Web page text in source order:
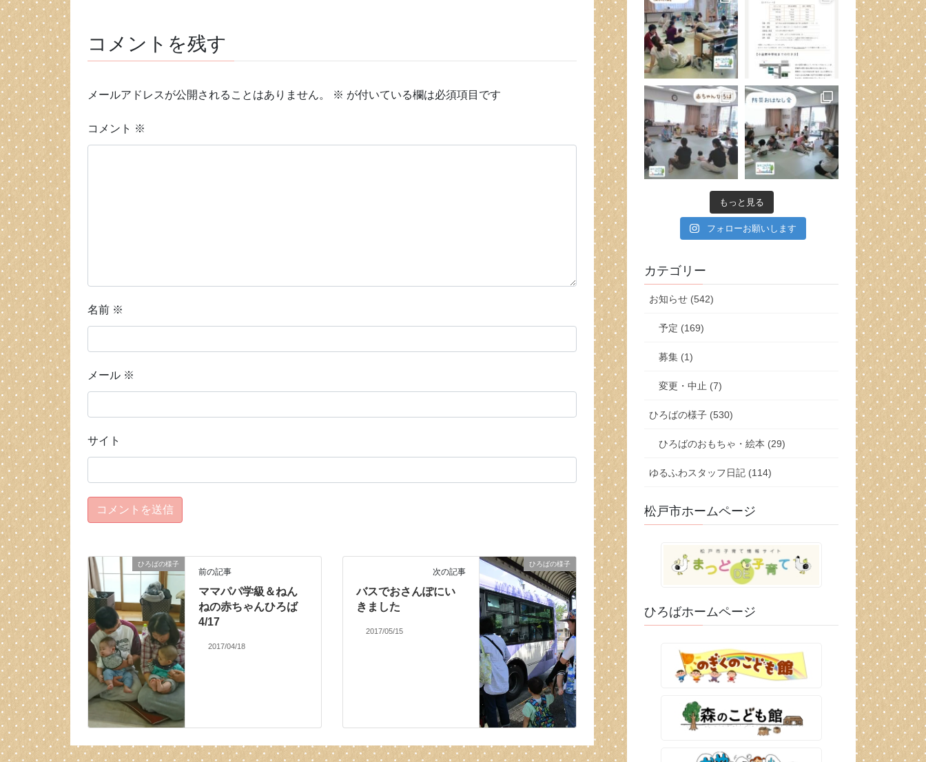
コメントを残す
メールアドレスが公開されることはありません。 ※ が付いている欄は必須項目です
コメント ※
名前 ※
メール ※
サイト
ひろばの様子
前の記事
ママパパ学級＆ねん
ねの赤ちゃんひろば
4/17
2017/04/18
ひろばの様子
次の記事
バスでおさんぽにい
きました
2017/05/15
もっと見る
フォローお願いします
カテゴリー
お知らせ (542)
予定 (169)
募集 (1)
変更・中止 (7)
ひろばの様子 (530)
ひろばのおもちゃ・絵本 (29)
ゆるふわスタッフ日記 (114)
松戸市ホームページ
ひろばホームページ